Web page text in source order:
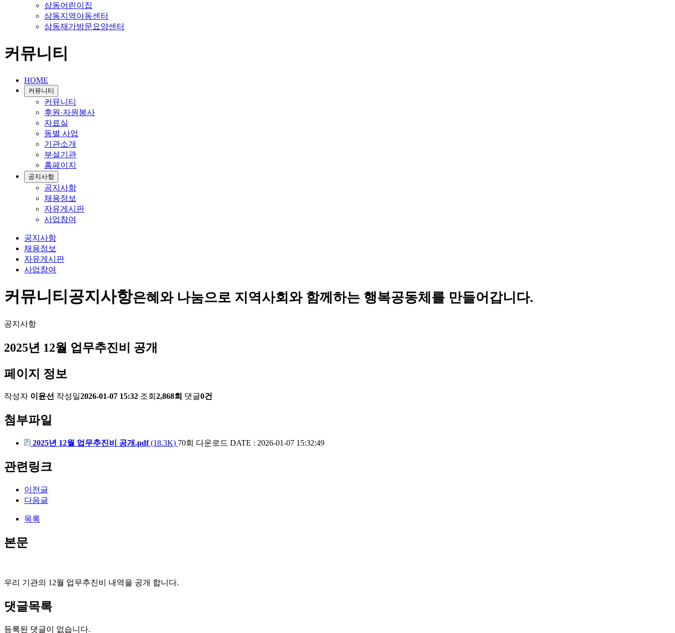
삼동어린이집
삼동지역아동센터
삼동재가방문요양센터
커뮤니티
HOME
커뮤니티
커뮤니티
후원·자원봉사
자료실
동별 사업
기관소개
부설기관
홈페이지
공지사항
공지사항
채용정보
자유게시판
사업참여
공지사항
채용정보
자유게시판
사업참여
커뮤니티공지사항은혜와 나눔으로 지역사회와 함께하는 행복공동체를 만들어갑니다.
공지사항
2025년 12월 업무추진비 공개
페이지 정보
작성자 이윤선 작성일2026-01-07 15:32 조회 2,868회 댓글0건
첨부파일
2025년 12월 업무추진비 공개.pdf(18.3K) 70회 다운로드 DATE : 2026-01-07 15:32:49
관련링크
이전글
다음글
목록
본문
우리 기관의 12월 업무추진비 내역을 공개 합니다.
댓글목록
등록된 댓글이 없습니다.